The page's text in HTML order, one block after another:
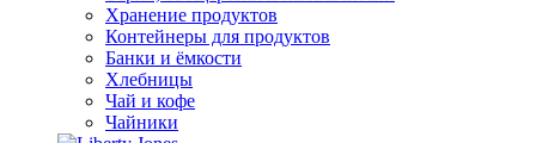
Хранение продуктов
Контейнеры для продуктов
Банки и ёмкости
Хлебницы
Чай и кофе
Чайники